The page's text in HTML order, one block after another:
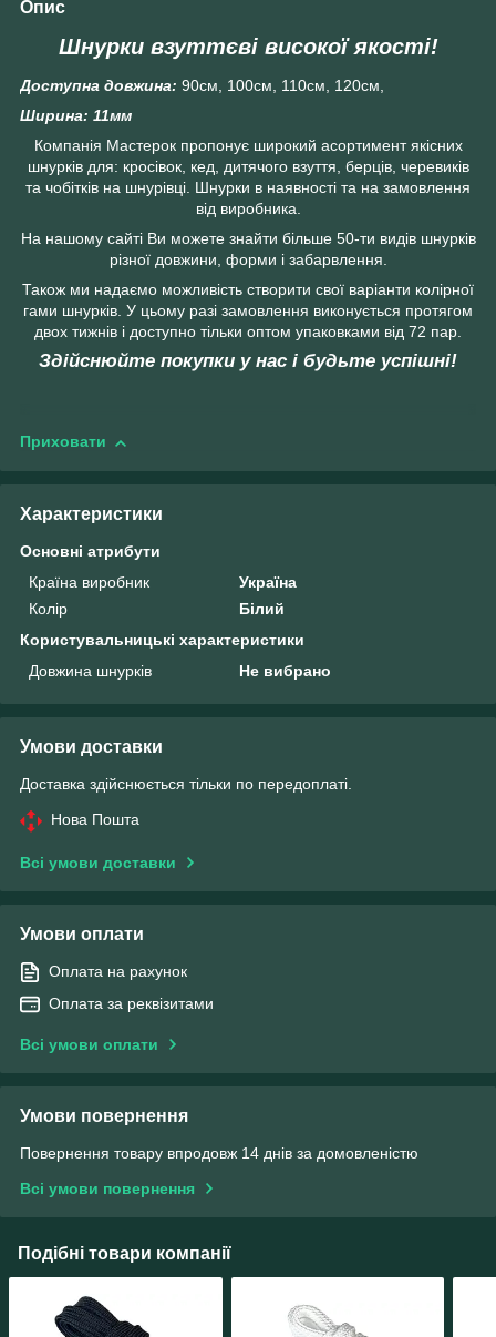
Опис
Шнурки взуттєві високої якості!
Доступна довжина: 90см, 100см, 110см, 120см,
Ширина: 11мм
Компанія Мастерок пропонує широкий асортимент якісних
шнурків для: кросівок, кед, дитячого взуття, берців, черевиків
та чобітків на шнурівці. Шнурки в наявності та на замовлення
від виробника.
На нашому сайті Ви можете знайти більше 50-ти видів шнурків
різної довжини, форми і забарвлення.
Також ми надаємо можливість створити свої варіанти колірної
гами шнурків. У цьому разі замовлення виконується протягом
двох тижнів і доступно тільки оптом упаковками від 72 пар.
Здійснюйте покупки у нас і будьте успішні!
Приховати
Характеристики
Основні атрибути
Країна виробник
Україна
Колір
Білий
Користувальницькі характеристики
Довжина шнурків
Не вибрано
Умови доставки
Доставка здійснюється тільки по передоплаті.
Нова Пошта
Всі умови доставки
Умови оплати
Оплата на рахунок
Оплата за реквізитами
Всі умови оплати
Умови повернення
Повернення товару впродовж 14 днів за домовленістю
Всі умови повернення
Подібні товари компанії